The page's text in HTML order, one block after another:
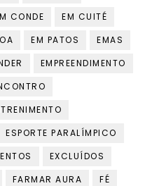
CONDE
EM CUITÉ
EM PATOS
EMAS
EMPREENDIMENTO
ESPORTE PARALÍMPICO
EXCLUÍDOS
FARMAR AURA
FÉ